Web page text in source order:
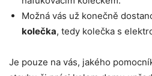
Možná vás už konečně
kolečka, tedy kolečka s
Je pouze na vás, jakého